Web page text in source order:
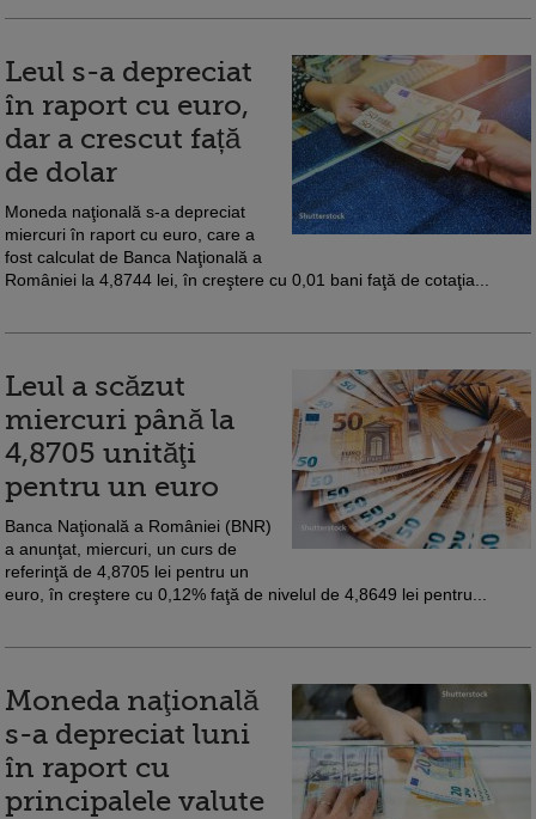
Leul s-a depreciat
în raport cu euro,
dar a crescut față
de dolar
Moneda naţională s-a depreciat
miercuri în raport cu euro, care a
fost calculat de Banca Naţională a
României la 4,8744 lei, în creştere cu 0,01 bani faţă de cotaţia...
Leul a scăzut
miercuri până la
4,8705 unităţi
pentru un euro
Banca Naţională a României (BNR)
a anunţat, miercuri, un curs de
referinţă de 4,8705 lei pentru un
euro, în creştere cu 0,12% faţă de nivelul de 4,8649 lei pentru...
Moneda naţională
s-a depreciat luni
în raport cu
principalele valute